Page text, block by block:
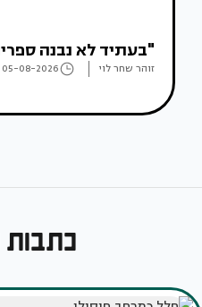
"בעתיד לא נבנה
זוהר שחר לוי 05-08-2026
כתבות